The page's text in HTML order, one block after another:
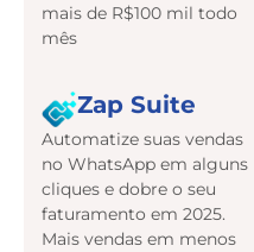
mais de R$100 mil todo
mês
Zap Suite
Automatize suas vendas
no WhatsApp em alguns
cliques e dobre o seu
faturamento em 2025.
Mais vendas em menos